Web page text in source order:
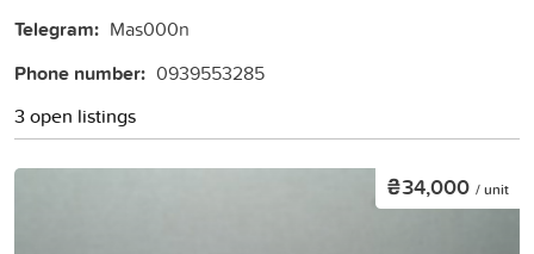
Telegram: Mas000n
Phone number: 0939553285
3 open listings
₴34,000 / unit